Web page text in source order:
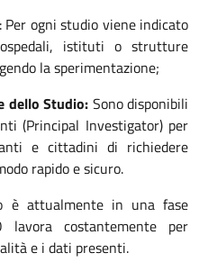
Per ogni studio viene indicato
istituti o strutture
la sperimentazione;
dello Studio: Sono disponibili
(Principal Investigator) per
e cittadini di richiedere
rapido e sicuro.
è attualmente in una fase
lavora costantemente per
e i dati presenti.